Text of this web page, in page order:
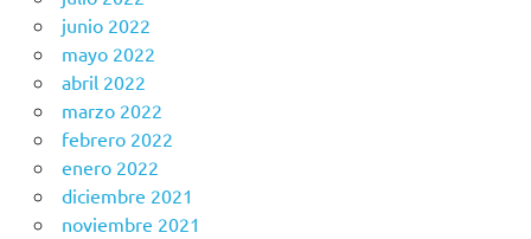
junio 2022
mayo 2022
abril 2022
marzo 2022
febrero 2022
enero 2022
diciembre 2021
noviembre 2021